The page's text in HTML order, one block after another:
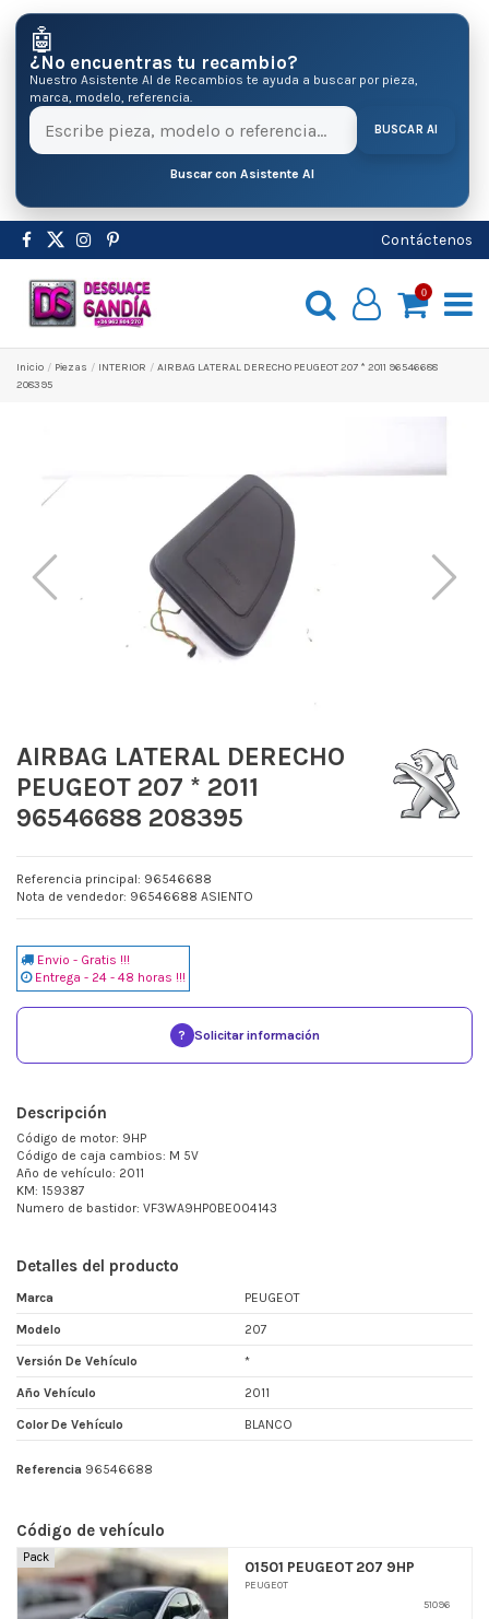
🤖
¿No encuentras tu recambio?
Nuestro Asistente AI de Recambios te ayuda a buscar por pieza,
marca, modelo, referencia.
BUSCAR AI
Buscar con Asistente AI
Contáctenos
0
Inicio Pіezas INTERIOR
AIRBAG LATERAL DERECHO PEUGEOT 207 * 2011 96546688
208395
AIRBAG LATERAL DERECHO
PEUGEOT 207 * 2011
96546688 208395
Referencia principal: 96546688
Nota de vendedor: 96546688 ASIENTO
Envio - Gratis !!!
Entrega - 24 - 48 horas !!!
? Solicitar información
Descripción
Código de motor: 9HP
Código de caja cambios: M 5V
Año de vehículo: 2011
KM: 159387
Numero de bastidor: VF3WA9HP0BE004143
Detalles del producto
Marca PEUGEOT
Modelo 207
Versión De Vehículo *
Año Vehículo 2011
Color De Vehículo BLANCO
Referencia 96546688
Código de vehículo
Pack
01501 PEUGEOT 207 9HP
PEUGEOT
51096